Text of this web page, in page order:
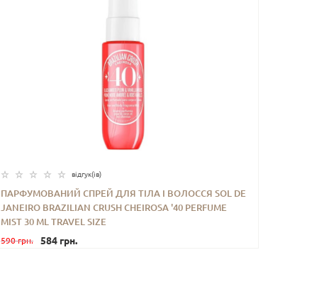
відгук(iв)
ПАРФУМОВАНИЙ СПРЕЙ ДЛЯ ТІЛА І ВОЛОССЯ SOL DE
JANEIRO BRAZILIAN CRUSH CHEIROSA '40 PERFUME
MIST 30 ML TRAVEL SIZE
590 грн. 584 грн.
- +